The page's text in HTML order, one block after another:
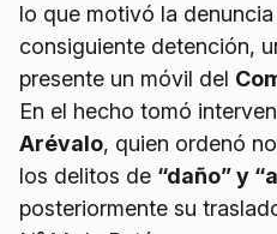
lo que motivó la
consiguiente detención,
presente un móvil del
En el hecho tomó
Arévalo, quien ordenó
los delitos de “daño” y
posteriormente su